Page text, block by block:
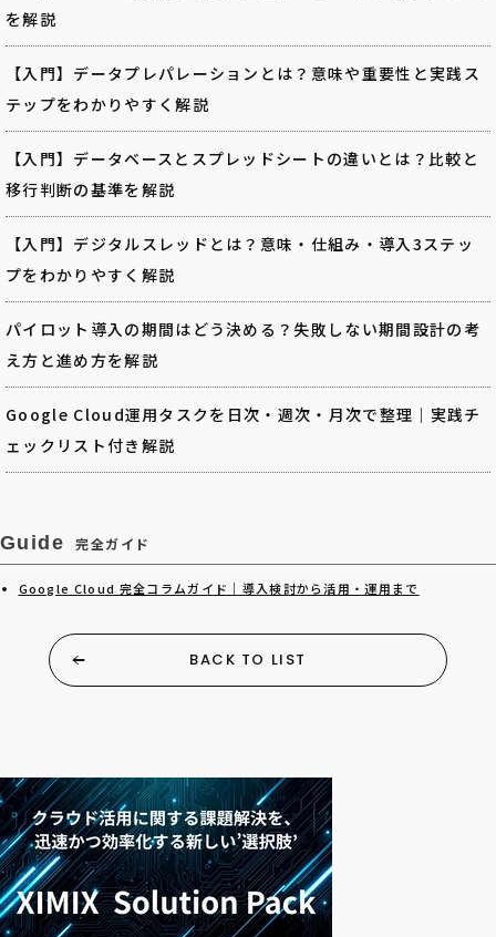
を解説
【入門】データプレパレーションとは？意味や重要性と実践ス
テップをわかりやすく解説
【入門】データベースとスプレッドシートの違いとは？比較と
移行判断の基準を解説
【入門】デジタルスレッドとは？意味・仕組み・導入3ステッ
プをわかりやすく解説
パイロット導入の期間はどう決める？失敗しない期間設計の考
え方と進め方を解説
Google Cloud運用タスクを日次・週次・月次で整理｜実践チ
ェックリスト付き解説
Guide 完全ガイド
Google Cloud 完全コラムガイド｜導入検討から活用・運用まで
BACK TO LIST